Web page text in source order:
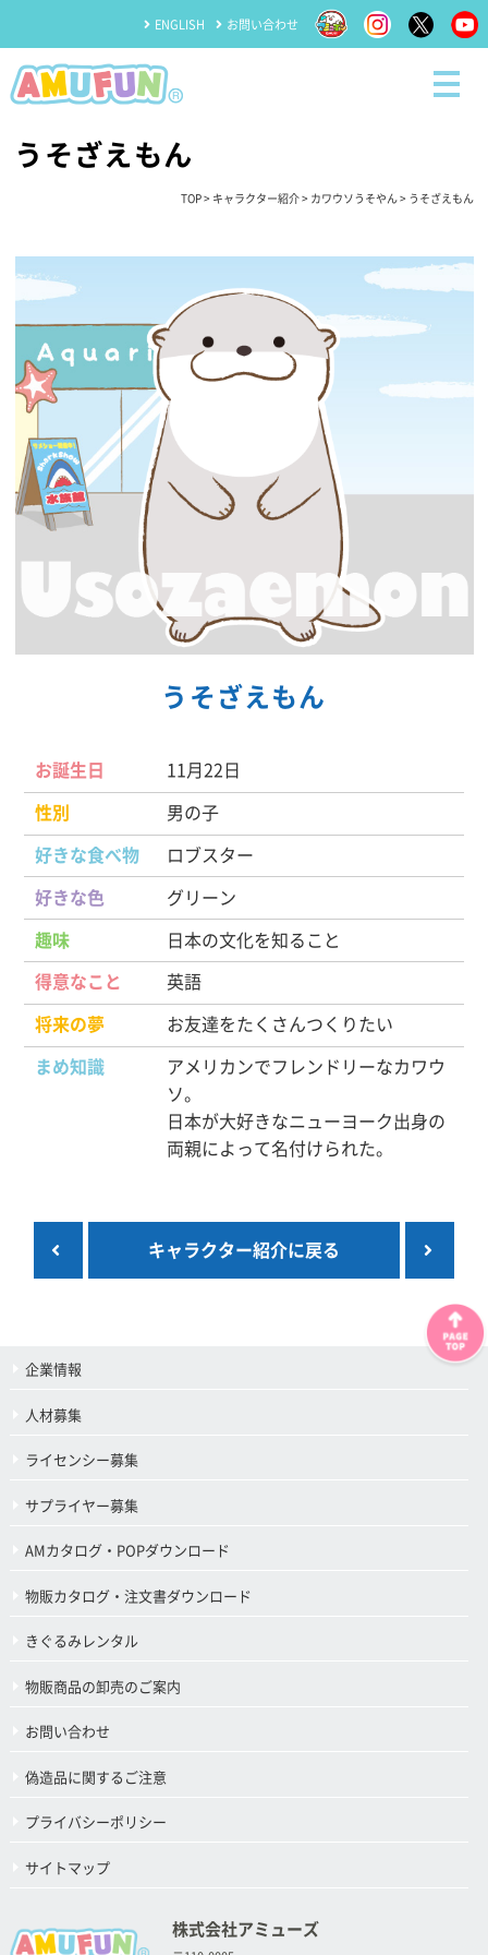
ENGLISH お問い合わせ
うそざえもん
TOP> キャラクター紹介> カワウソうそやん> うそざえもん
うそざえもん
お誕生日 11月22日
性別 男の子
好きな食べ物 ロブスター
好きな色 グリーン
趣味 日本の文化を知ること
得意なこと 英語
将来の夢 お友達をたくさんつくりたい
まめ知識
アメリカンでフレンドリーなカワウ
ソ。
日本が大好きなニューヨーク出身の
両親によって名付けられた。
キャラクター紹介に戻る
企業情報
人材募集
ライセンシー募集
サプライヤー募集
AMカタログ・POPダウンロード
物販カタログ・注文書ダウンロード
きぐるみレンタル
物販商品の卸売のご案内
お問い合わせ
偽造品に関するご注意
プライバシーポリシー
サイトマップ
株式会社アミューズ